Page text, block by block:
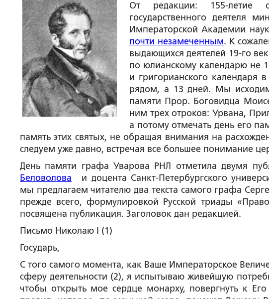
От редакции: 155-летие
государственного деятеля
Императорской Академии наук
почти незамеченным. К
выдающихся деятелей 19-го
по юлианскому календарю не
и григорианского календаря
рядом, а 13 дней. Мы
памяти Прор. Боговидца
ним трех отроков: Урвана,
а потому отмечать день его
память этих святых, не обращая внимания на
следуем уже давно, встречая все большее понимание
День памяти графа Уварова РНЛ отметила двумя
Беловолова и доцента Санкт-Петербургского
мы предлагаем читателю два текста самого графа
прежде всего, формулировкой Русской триады
посвящена публикация. Заголовок дан редакцией.
Письмо Николаю I
(1)
Государь,
С того самого момента, как Ваше Императорское
сферу деятельности (2), я испытываю живейшую
чтобы открыть мое сердце монарху, повергнуть к